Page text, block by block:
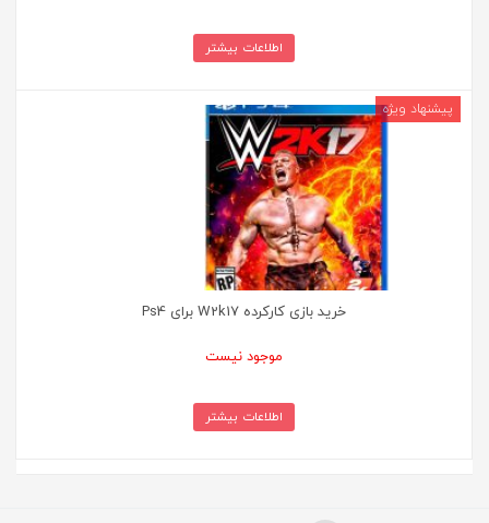
اطلاعات بیشتر
خرید بازی کارکرده W2k17 برای Ps4
موجود نیست
اطلاعات بیشتر